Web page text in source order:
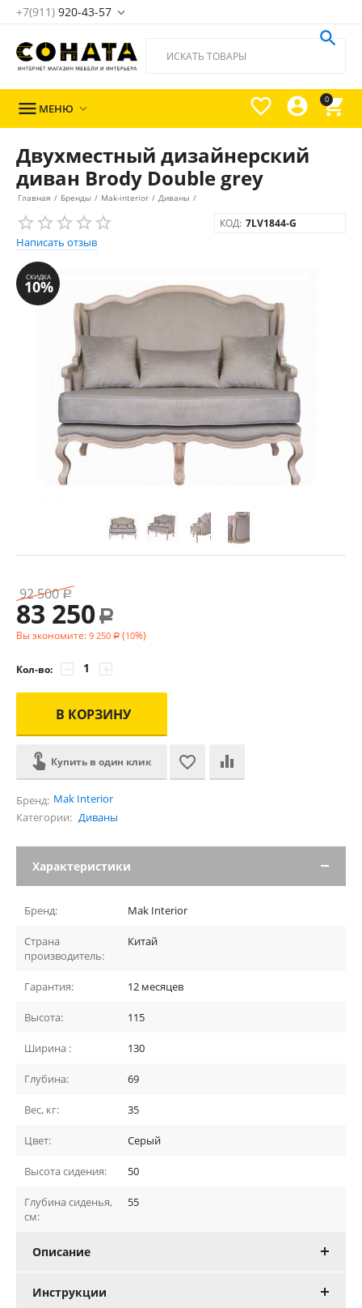
+7(911) 920-43-57 
0




 МЕНЮ 
Двухместный дизайнерский
диван Brody Double grey
Главная / Бренды / Mak-interior / Диваны /
Написать отзыв
КОД: 7LV1844-G
СКИДКА
10%
92 500 Р
83 250 Р
Вы экономите: 9 250 Р (10%)
Кол-во: +
−
В КОРЗИНУ
Купить в один клик
Бренд: Mak Interior
Категории: Диваны
Характеристики
Бренд: Mak Interior
Страна
производитель:
Китай
Гарантия: 12 месяцев
Высота: 115
Ширина : 130
Глубина: 69
Вес, кг: 35
Цвет: Серый
Высота сидения: 50
Глубина сиденья,
см:
55
Описание
Инструкции